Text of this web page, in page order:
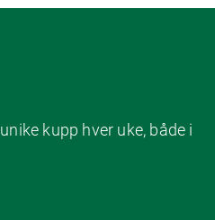
kupp hver uke, både i